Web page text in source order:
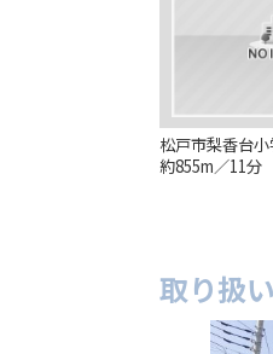
松戸市梨香台
約855m／11分
取り扱